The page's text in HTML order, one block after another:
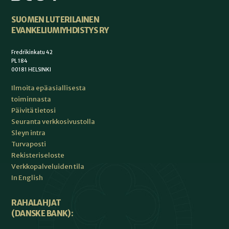
SUOMEN LUTERILAINEN
EVANKELIUMIYHDISTYS RY
Fredrikinkatu 42
PL 184
00181 HELSINKI
Ilmoita epäasiallisesta
toiminnasta
Päivitä tietosi
Seuranta verkkosivustolla
Sleyn intra
Turvaposti
Rekisteriseloste
Verkkopalveluiden tila
In English
RAHALAHJAT
(DANSKE BANK):